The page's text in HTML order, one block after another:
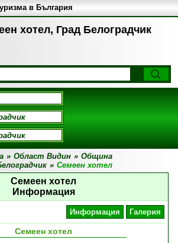
хотел, Град Белоградчик
в България
» Област Видин » Община
» Семеен хотел
Семеен хотел
Информация
Информация Галерия
Семеен хотел